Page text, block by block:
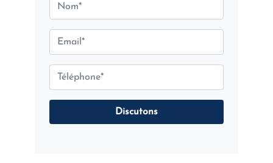
Discutons